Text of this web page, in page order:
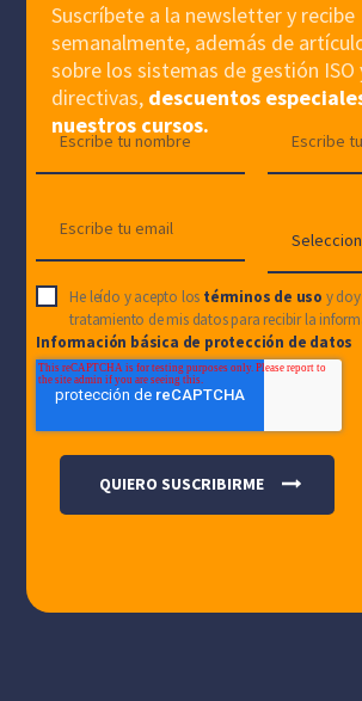
Suscríbete a la newsletter y recibe
semanalmente, además de
sobre los sistemas de gestión ISO
directivas, descuentos
nuestros cursos.
He leído y acepto los términos de uso y
tratamiento de mis datos para recibir la
Información básica de protección de datos